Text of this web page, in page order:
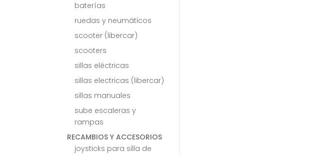
baterías
ruedas y neumáticos
scooter (libercar)
scooters
sillas eléctricas
sillas electricas (libercar)
sillas manuales
sube escaleras y
rampas
RECAMBIOS Y ACCESORIOS
joysticks para silla de